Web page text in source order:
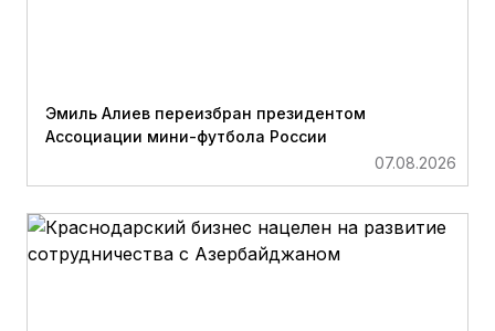
Эмиль Алиев переизбран президентом
Ассоциации мини-футбола России
07.08.2026